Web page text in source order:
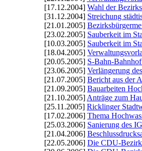
[17.12.2004] Wahl der
[31.12.2004] Streichung
[21.01.2005]
[23.02.2005] Sauberkeit im
[10.03.2005] Sauberkeit im
[18.04.2005]
[20.05.2005] S-Bahn-
[23.06.2005] Verlängerung
[21.07.2005] Bericht aus der
[21.09.2005] Bauarbeiten
[21.10.2005] Anträge zum
[25.11.2005] Ricklinger
[17.02.2006] Thema
[25.03.2006] Sanierung des
[21.04.2006]
[22.05.2006] Die CDU-